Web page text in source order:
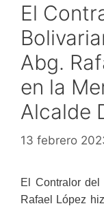
El
Abg.
en la
Alcalde
13 febrero
El Contralor
Rafael López